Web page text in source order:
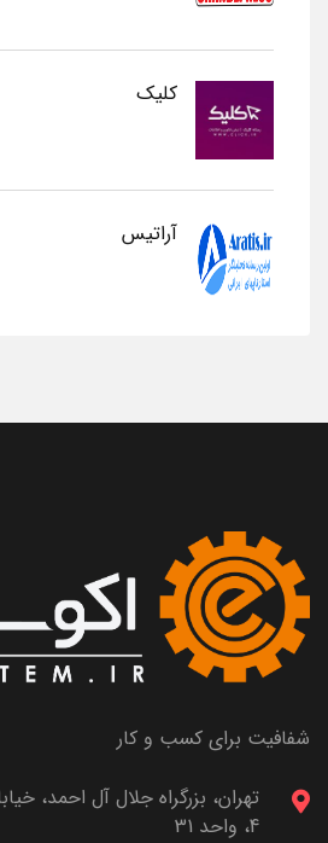
کلیک
آراتیس
شفافیت برای کسب و کار
4، واحد 31